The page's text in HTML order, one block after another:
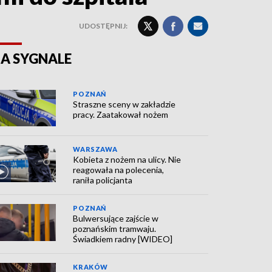
UDOSTĘPNIJ:
SYGNALE
POZNAŃ
Straszne sceny w zakładzie
pracy. Zaatakował nożem
WARSZAWA
Kobieta z nożem na ulicy. Nie
reagowała na polecenia,
raniła policjanta
POZNAŃ
Bulwersujące zajście w
poznańskim tramwaju.
Świadkiem radny [WIDEO]
KRAKÓW